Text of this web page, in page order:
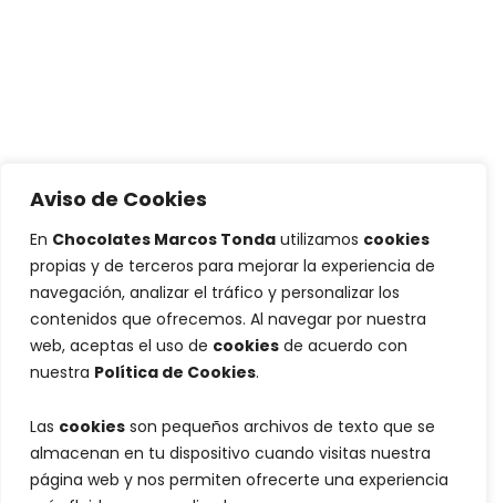
Aviso de Cookies
En Chocolates Marcos Tonda utilizamos cookies
propias y de terceros para mejorar la experiencia de
navegación, analizar el tráfico y personalizar los
contenidos que ofrecemos. Al navegar por nuestra
web, aceptas el uso de cookies de acuerdo con
nuestra Política de Cookies.
Las cookies son pequeños archivos de texto que se
almacenan en tu dispositivo cuando visitas nuestra
página web y nos permiten ofrecerte una experiencia